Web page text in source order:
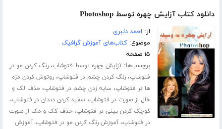
دانلود کتاب آزایش چهره توسط Photoshop
از: احمد دلبری
موضوع:کتاب‌های آموزش گرافیک
۱۵ صفحه
برچسب‌ها:آزایش چهره توسط فتوشاپ،رنگ کردن مو در
فتوشاپ،رنگ کردن چشم در فتوشاپ،روتوش کردن مژه
ها در فتوشاپ، سایه زدن چشم در فتوشاپ،حذف لک و
خال از صورت در فتوشاپ، سفید کردن دندان در فتوشاپ،
کوچک کردن بینی در فتوشاپ،حذف کک و مک از صورت
در فتوشاپ،آموزش رنگ کردن مو در فتوشاپ،آموزش